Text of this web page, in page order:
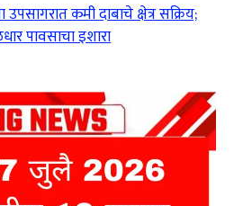
कमी दाबाचे क्षेत्र सक्रिय;
पावसाचा इशारा